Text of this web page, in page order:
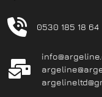
0530 185 18 64